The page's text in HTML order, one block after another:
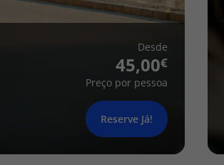
Desde
45,00
Preço por pessoa
Reserve Já!